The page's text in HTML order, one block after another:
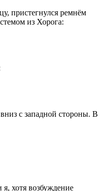
пристегнулся ремнём
из Хорога:
с западной стороны. В
хотя возбуждение